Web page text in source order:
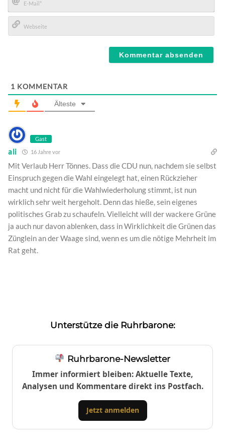
E-
Mail*
1 KOMMENTAR
Älteste
Gast
ali 16 Jahre vor
Mit Verlaub Herr Tönnes. Dass die CDU nun, nachdem sie selbst
Einspruch gegen die Wahl eingelegt hat, einen Rückzieher
macht und nicht für die Wahlwiederholung stimmt, ist nun
wirklich sehr weit hergeholt. Denn das hieße, sein eigenes
politisches Grab zu schaufeln. Vielleicht will der wackere Grüne
ja auch nur davon ablenken, dass in Wirklichkeit die Grünen das
Zünglein an der Waage sind, wenn es um die nötige Mehrheit im
Rat geht.
Unterstütze die Ruhrbarone:
Ruhrbarone-Newsletter
Immer informiert bleiben: Aktuelle Texte,
Analysen und Kommentare direkt ins Postfach.
Jetzt anmelden